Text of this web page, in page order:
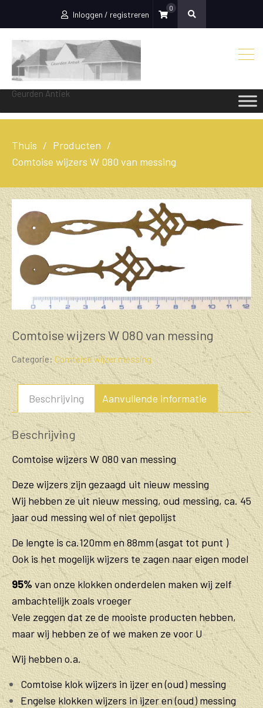
Inloggen / registreren
0
Geurden Antiek
Thuis
Producten
Comtoise wijzers W 080 van messing
Comtoise wijzers W 080 van messing
Categorie: Comtoise wijzer messing
Beschrijving Aanvullende informatie
Beschrijving
Comtoise wijzers W 080 van messing
Deze wijzers zijn gezaagd uit nieuw messing
Wij hebben ze uit nieuw messing, oud messing, ca. 45
jaar oud messing wel of niet gepolijst
De lengte is ca.120mm en 88mm (asgat tot punt )
Ook is het mogelijk wijzers te zagen naar eigen model
95%van onze klokken onderdelen maken wij zelf
ambachtelijk zoals vroeger
Vele zeggen dat ze de mooiste producten hebben,
maar wij hebben ze of we maken ze voor U
Wij hebben o.a.
Comtoise klok wijzers in ijzer en (oud) messing
Engelse klokken wijzers in ijzer en (oud) messing